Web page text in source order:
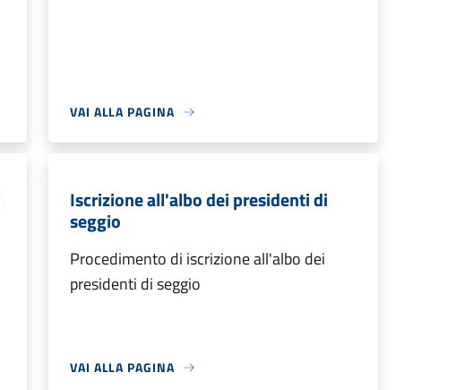
VAI ALLA PAGINA
Iscrizione all'albo dei presidenti di
seggio
Procedimento di iscrizione all'albo dei
presidenti di seggio
VAI ALLA PAGINA